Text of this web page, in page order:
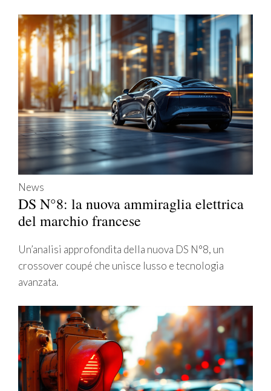
News
DS N°8: la nuova ammiraglia elettrica
del marchio francese
Un’analisi approfondita della nuova DS N°8, un
crossover coupé che unisce lusso e tecnologia
avanzata.